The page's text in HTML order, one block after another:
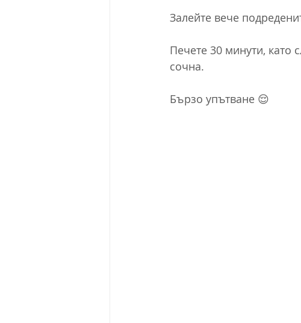
Залейте вече
Печете 30 минути, като
сочна.
Бързо упътване 😌